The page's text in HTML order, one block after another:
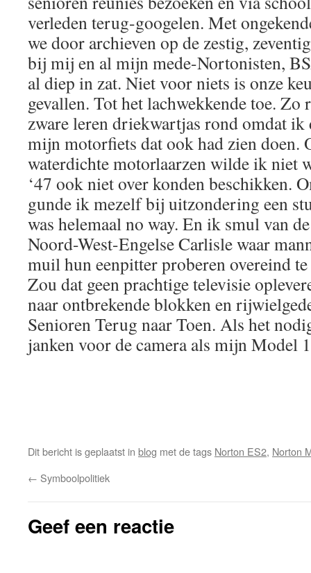
verleden terug-googelen. Met
we door archieven op de zestig,
bij mij en al mijn mede-Nortonisten,
al diep in zat. Niet voor niets is onze
gevallen. Tot het lachwekkende toe. Zo
zware leren driekwartjas rond omdat ik
mijn motorfiets dat ook had zien doen.
waterdichte motorlaarzen wilde ik niet
‘47 ook niet over konden beschikken.
gunde ik mezelf bij uitzondering een
was helemaal no way. En ik smul van
Noord-West-Engelse Carlisle waar
muil hun eenpitter proberen overeind
Zou dat geen prachtige televisie
naar ontbrekende blokken en
Senioren Terug naar Toen. Als het
janken voor de camera als mijn Model
Dit bericht is geplaatst in blog met de tags Norton ES2, Norton
← Symboolpolitiek
Geef een reactie